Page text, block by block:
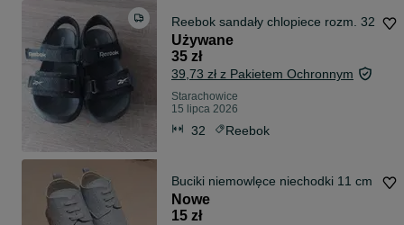
Reebok sandały chlopiece rozm. 32
Używane
35 zł
39,73 zł z Pakietem Ochronnym
Starachowice
15 lipca 2026
32 Reebok
Buciki niemowlęce niechodki 11 cm
Nowe
15 zł